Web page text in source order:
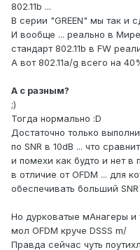
802.11b ...
В серии "GREEN" мы так и
И вообще ... реально в
стандарт 802.11b в FW
А вот 802.11a/g всего на
А с разным?
;)
Тогда нормально :D
Достаточно только
по SNR в 10dB ... что
и помехи как будто и нет в
в отличие от OFDM ... для
обеспечивать больший SNR
Но дурковатые мАнагеры и
мол OFDM круче DSSS m/
Правда сейчас чуть